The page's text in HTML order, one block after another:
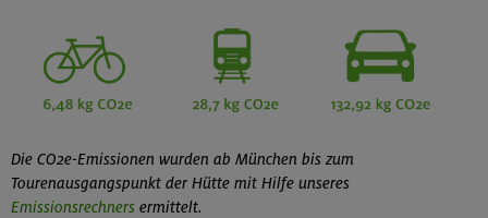
Die CO2e-Emissionen wurden ab München bis zum
Tourenausgangspunkt der Hütte mit Hilfe unseres
Emissionsrechners ermittelt.